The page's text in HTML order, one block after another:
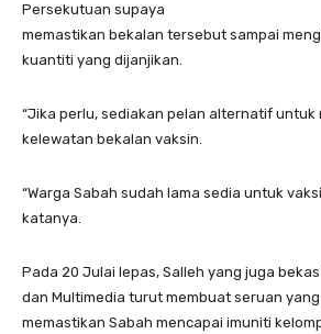
Persekutuan supaya
memastikan bekalan tersebut sampai
kuantiti yang dijanjikan.
“Jika perlu, sediakan pelan alternatif untuk
kelewatan bekalan vaksin.
“Warga Sabah sudah lama sedia untuk
katanya.
Pada 20 Julai lepas, Salleh yang juga
dan Multimedia turut membuat seruan
memastikan Sabah mencapai imuniti